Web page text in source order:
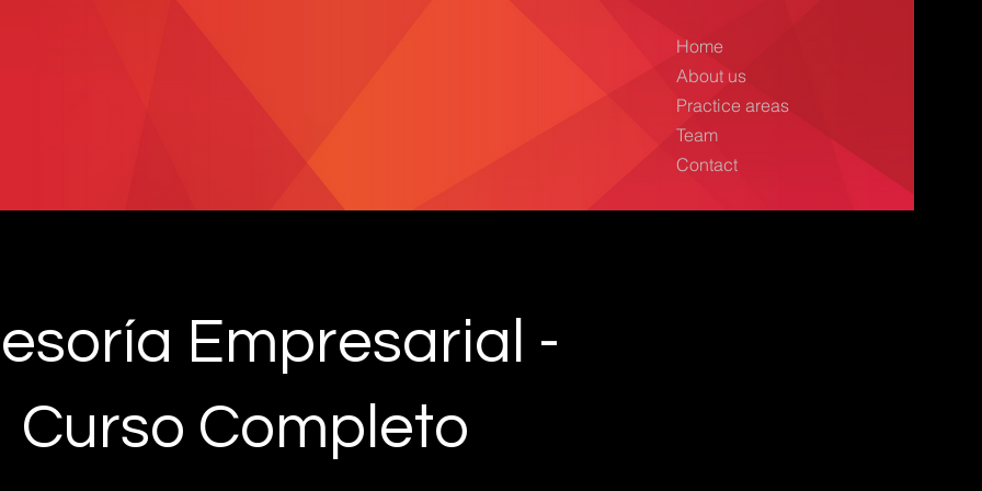
Home
About us
Practice areas
Team
Contact
Empresarial -
Curso Completo